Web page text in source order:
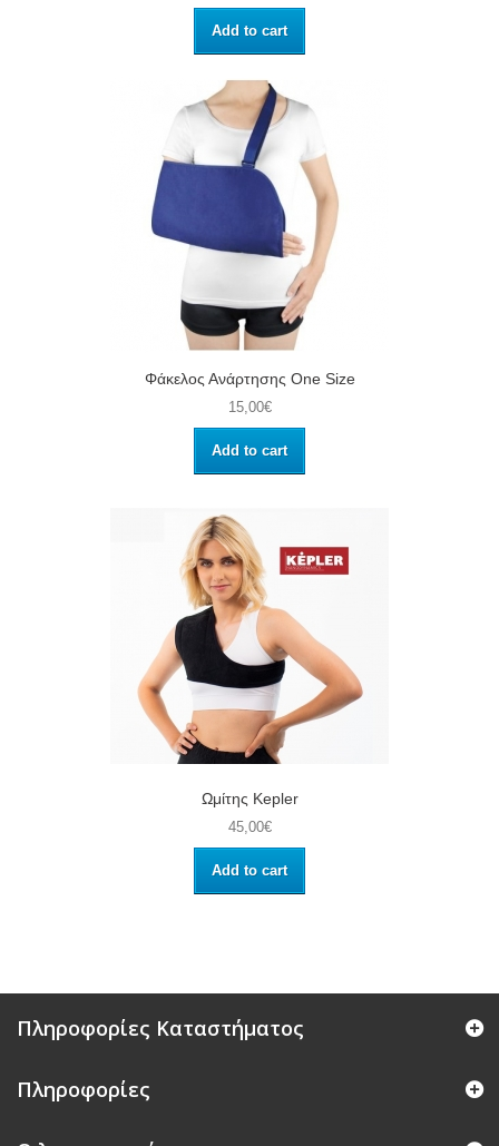
Add to cart
Φάκελος Ανάρτησης One Size
15,00€
Add to cart
Ωμίτης Kepler
45,00€
Add to cart
Πληροφορίες Καταστήματος
Πληροφορίες